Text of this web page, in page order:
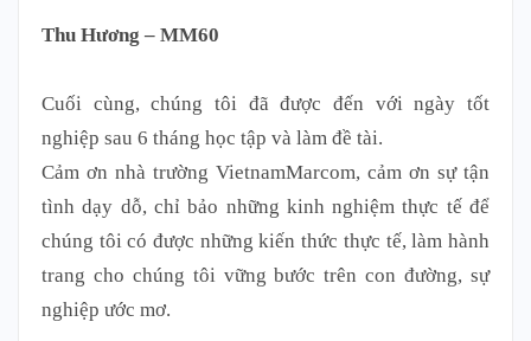
Thu Hương – MM60
Cuối cùng, chúng tôi đã được đến với ngày tốt
nghiệp sau 6 tháng học tập và làm đề tài.
Cảm ơn nhà trường VietnamMarcom, cảm ơn sự tận
tình dạy dỗ, chỉ bảo những kinh nghiệm thực tế để
chúng tôi có được những kiến thức thực tế, làm hành
trang cho chúng tôi vững bước trên con đường, sự
nghiệp ước mơ.